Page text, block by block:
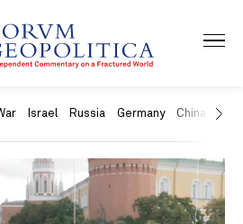
Israel Russia Germany China